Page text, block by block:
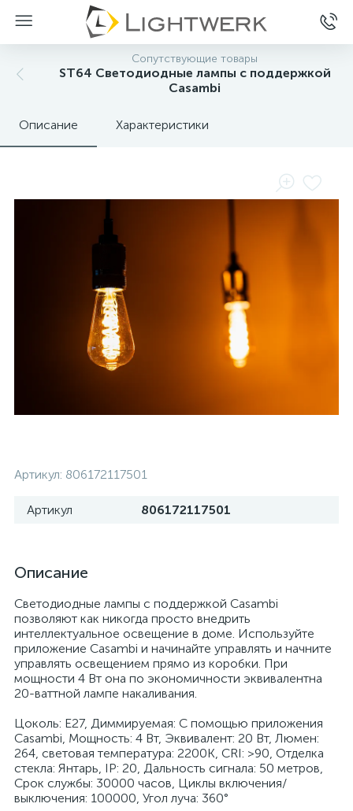
Сопутствующие товары
ST64 Светодиодные лампы с поддержкой
Casambi
Описание Характеристики
Артикул: 806172117501
Артикул 806172117501
Описание
Светодиодные лампы с поддержкой Casambi
позволяют как никогда просто внедрить
интеллектуальное освещение в доме. Используйте
приложение Casambi и начинайте управлять и начните
управлять освещением прямо из коробки. При
мощности 4 Вт она по экономичности эквивалентна
20-ваттной лампе накаливания.
Цоколь: E27, Диммируемая: С помощью приложения
Casambi, Мощность: 4 Вт, Эквивалент: 20 Вт, Люмен:
264, световая температура: 2200K, CRI: >90, Отделка
стекла: Янтарь, IP: 20, Дальность сигнала: 50 метров,
Срок службы: 30000 часов, Циклы включения/
выключения: 100000, Угол луча: 360°